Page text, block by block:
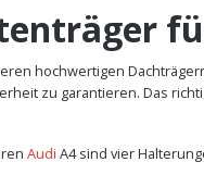
hochwertigen
zu garantieren. Das
Audi A4 sind vier